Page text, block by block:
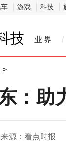
游戏 科技
技 业 界 /
>
：助
来源：看点时报